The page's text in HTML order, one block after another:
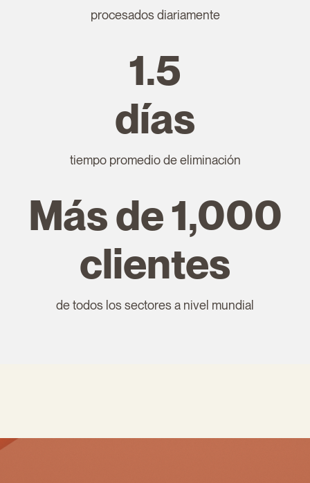
procesados diariamente
1.5
días
tiempo promedio de eliminación
Más de 1,000
clientes
de todos los sectores a nivel mundial